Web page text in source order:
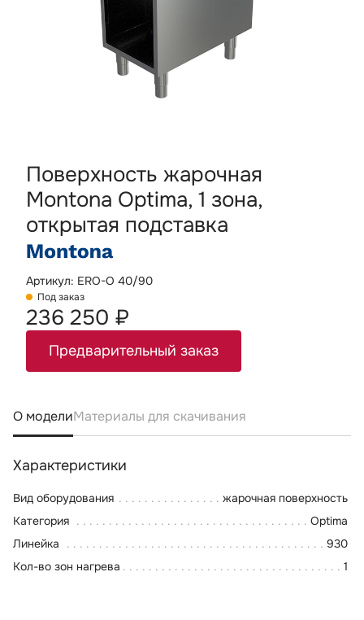
Поверхность жарочная
Montona Optima, 1 зона,
открытая подставка
Артикул: ERO-O 40/90
Под заказ
236 250 ₽
Предварительный заказ
О моделиМатериалы для скачивания
Характеристики
Вид оборудования
жарочная поверхность
Категория
Optima
Линейка
930
Кол-во зон нагрева
1